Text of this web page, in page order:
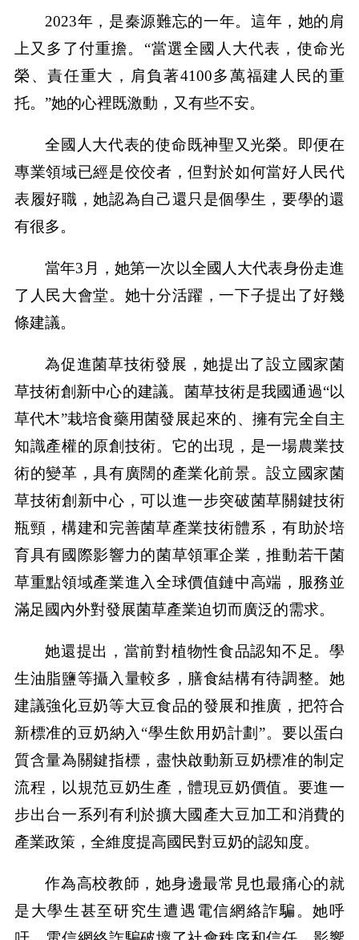
2023年，是秦源難忘的一年。這年，她的肩
上又多了付重擔。“當選全國人大代表，使命光
榮、責任重大，肩負著4100多萬福建人民的重
托。”她的心裡既激動，又有些不安。
全國人大代表的使命既神聖又光榮。即便在
專業領域已經是佼佼者，但對於如何當好人民代
表履好職，她認為自己還只是個學生，要學的還
有很多。
當年3月，她第一次以全國人大代表身份走進
了人民大會堂。她十分活躍，一下子提出了好幾
條建議。
為促進菌草技術發展，她提出了設立國家菌
草技術創新中心的建議。菌草技術是我國通過“以
草代木”栽培食藥用菌發展起來的、擁有完全自主
知識產權的原創技術。它的出現，是一場農業技
術的變革，具有廣闊的產業化前景。設立國家菌
草技術創新中心，可以進一步突破菌草關鍵技術
瓶頸，構建和完善菌草產業技術體系，有助於培
育具有國際影響力的菌草領軍企業，推動若干菌
草重點領域產業進入全球價值鏈中高端，服務並
滿足國內外對發展菌草產業迫切而廣泛的需求。
她還提出，當前對植物性食品認知不足。學
生油脂鹽等攝入量較多，膳食結構有待調整。她
建議強化豆奶等大豆食品的發展和推廣，把符合
新標准的豆奶納入“學生飲用奶計劃”。要以蛋白
質含量為關鍵指標，盡快啟動新豆奶標准的制定
流程，以規范豆奶生產，體現豆奶價值。要進一
步出台一系列有利於擴大國產大豆加工和消費的
產業政策，全維度提高國民對豆奶的認知度。
作為高校教師，她身邊最常見也最痛心的就
是大學生甚至研究生遭遇電信網絡詐騙。她呼